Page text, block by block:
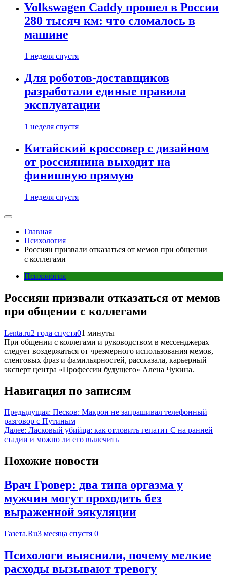
Volkswagen Caddy прошел в России
280 тысяч км: что сломалось в
машине
1 неделя спустя
Для роботов-доставщиков
разработали единые правила
эксплуатации
1 неделя спустя
Китайский кроссовер с дизайном
от россиянина выходит на
финишную прямую
1 неделя спустя
Главная
Психология
Россиян призвали отказаться от мемов при общении
с коллегами
Психология
Россиян призвали отказаться от мемов
при общении с коллегами
Lenta.ru2 года спустя01 минуты
При общении с коллегами и руководством в мессенджерах
следует воздержаться от чрезмерного использования мемов,
сленговых фраз и фамильярностей, рассказала, карьерный
эксперт центра «Профессии будущего» Алена Чукина.
Навигация по записям
Предыдущая: Песков: Макрон не запрашивал телефонный
разговор с Путиным
Далее: Ласковый убийца: как отловить гепатит С на ранней
стадии и можно ли его вылечить
Похожие новости
Врач Гровер: два типа оргазма у
мужчин могут проходить без
выраженной эякуляции
Газета.Ru3 месяца спустя 0
Психологи выяснили, почему мелкие
расходы вызывают тревогу